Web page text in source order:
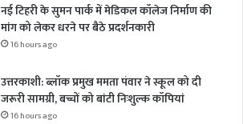
नई टिहरी के सुमन पार्क में मेडिकल कॉलेज निर्माण की
मांग को लेकर धरने पर बैठे प्रदर्शनकारी
16 hours ago
उत्तरकाशी: ब्लॉक प्रमुख ममता पंवार ने स्कूल को दी
जरूरी सामग्री, बच्चों को बांटी निःशुल्क कॉपियां
16 hours ago